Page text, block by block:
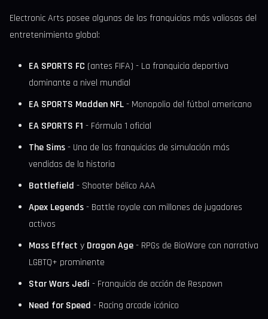
Electronic Arts posee algunas de las franquicias más valiosas del
entretenimiento global:
EA SPORTS FC (antes FIFA) - La franquicia deportiva
dominante a nivel mundial
EA SPORTS Madden NFL- Monopolio del fútbol americano
EA SPORTS F1 - Fórmula 1 oficial
The Sims- Una de las franquicias de simulación más
vendidas de la historia
Battlefield - Shooter bélico AAA
Apex Legends- Battle royale con millones de jugadores
activos
Mass Effect y Dragon Age- RPGs de BioWare con narrativa
LGBTQ+ prominente
Star Wars Jedi - Franquicia de acción de Respawn
Need for Speed - Racing arcade icónico